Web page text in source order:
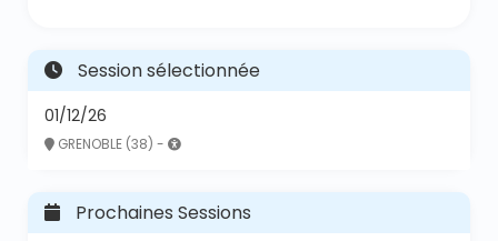
Session sélectionnée
01/12/26
GRENOBLE (38) -
Prochaines Sessions